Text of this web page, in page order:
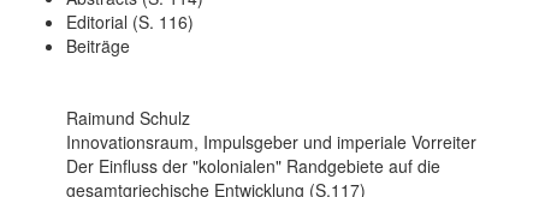
Editorial (S. 116)
Beiträge
Raimund Schulz
Innovationsraum, Impulsgeber und imperiale Vorreiter
Der Einfluss der "kolonialen" Randgebiete auf die
gesamtgriechische Entwicklung (S.117)